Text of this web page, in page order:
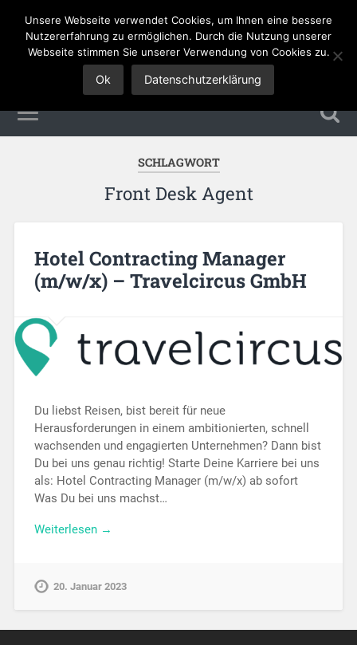
Tourismus Jobs
SCHLAGWORT
Front Desk Agent
Hotel Contracting Manager
(m/w/x) – Travelcircus GmbH
Du liebst Reisen, bist bereit für neue
Herausforderungen in einem ambitionierten, schnell
wachsenden und engagierten Unternehmen? Dann bist
Du bei uns genau richtig! Starte Deine Karriere bei uns
als: Hotel Contracting Manager (m/w/x) ab sofort
Was Du bei uns machst…
Weiterlesen →
20. Januar 2023
Unsere Webseite verwendet Cookies, um Ihnen eine bessere
Nutzererfahrung zu ermöglichen. Durch die Nutzung unserer
Webseite stimmen Sie unserer Verwendung von Cookies zu.
Ok Datenschutzerklärung